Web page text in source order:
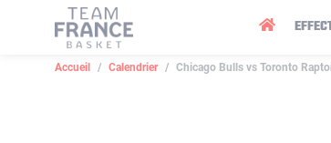
Accueil Calendrier Chicago Bulls vs Toronto
Panneau de gestion des cookies